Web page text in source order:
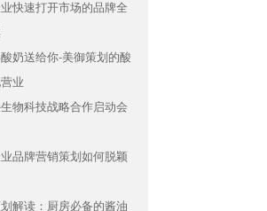
快速打开市场的品牌全
奶送给你-美御策划的酸
业
物科技战略合作启动会
品牌营销策划如何脱颖
解读：厨房必备的酱油